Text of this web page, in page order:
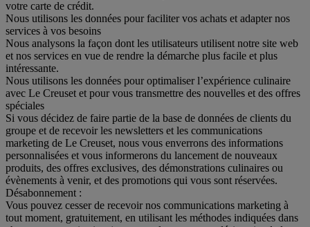
votre carte de crédit.
Nous utilisons les données pour faciliter vos achats et adapter nos
services à vos besoins
Nous analysons la façon dont les utilisateurs utilisent notre site web
et nos services en vue de rendre la démarche plus facile et plus
intéressante.
Nous utilisons les données pour optimaliser l’expérience culinaire
avec Le Creuset et pour vous transmettre des nouvelles et des offres
spéciales
Si vous décidez de faire partie de la base de données de clients du
groupe et de recevoir les newsletters et les communications
marketing de Le Creuset, nous vous enverrons des informations
personnalisées et vous informerons du lancement de nouveaux
produits, des offres exclusives, des démonstrations culinaires ou
évènements à venir, et des promotions qui vous sont réservées.
Désabonnement :
Vous pouvez cesser de recevoir nos communications marketing à
tout moment, gratuitement, en utilisant les méthodes indiquées dans